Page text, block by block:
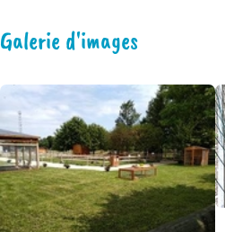
Galerie d'images